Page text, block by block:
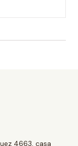
4663, casa